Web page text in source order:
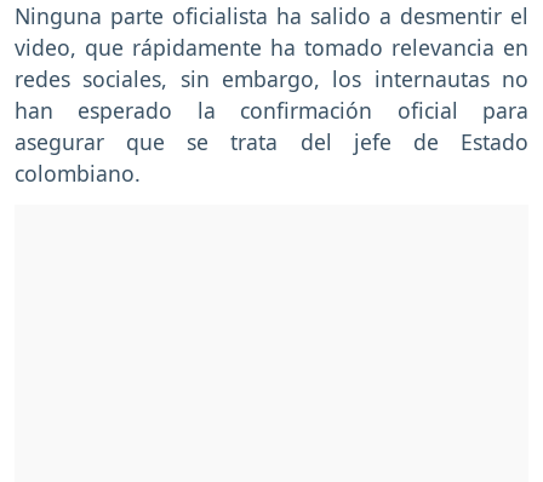
Ninguna parte oficialista ha salido a desmentir el
video, que rápidamente ha tomado relevancia en
redes sociales, sin embargo, los internautas no
han esperado la confirmación oficial para
asegurar que se trata del jefe de Estado
colombiano.